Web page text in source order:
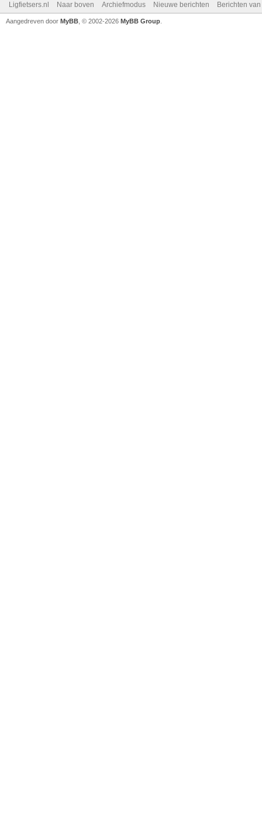
Ligfietsers.nl Naar boven Archiefmodus Nieuwe berichten Berichten
Aangedreven door MyBB , © 2002-2026 MyBB Group